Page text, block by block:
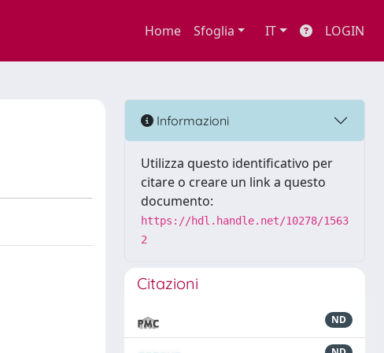
Home Sfoglia IT LOGIN
Informazioni
Utilizza questo identificativo per
citare o creare un link a questo
documento:
https://hdl.handle.net/10278/1563
2
Citazioni
ND